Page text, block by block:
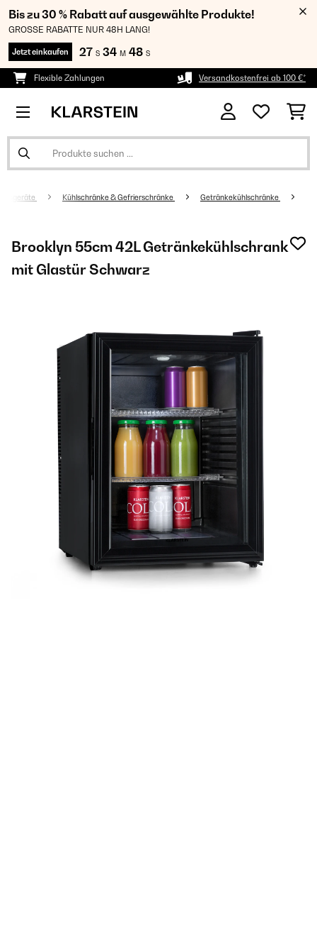
Bis zu 30 % Rabatt auf ausgewählte Produkte!
GROSSE RABATTE NUR 48H LANG!
Jetzt einkaufen 27 S 34 M 47 S
Flexible Zahlungen Versandkostenfrei ab 100 €*
Kühlschränke & Gefrierschränke Getränkekühlschränke
Brooklyn 55cm 42L Getränkekühlschrank
mit Glastür​ Schwarz